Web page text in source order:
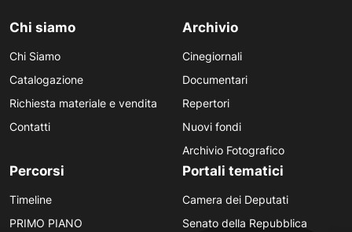
Chi siamo
Chi Siamo
Catalogazione
Richiesta materiale e vendita
Contatti
Archivio
Cinegiornali
Documentari
Repertori
Nuovi fondi
Archivio Fotografico
Percorsi
Timeline
PRIMO PIANO
Portali tematici
Camera dei Deputati
Senato della Repubblica